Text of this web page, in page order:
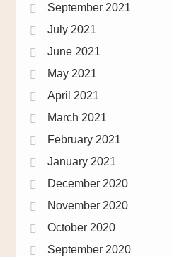
September 2021
July 2021
June 2021
May 2021
April 2021
March 2021
February 2021
January 2021
December 2020
November 2020
October 2020
September 2020